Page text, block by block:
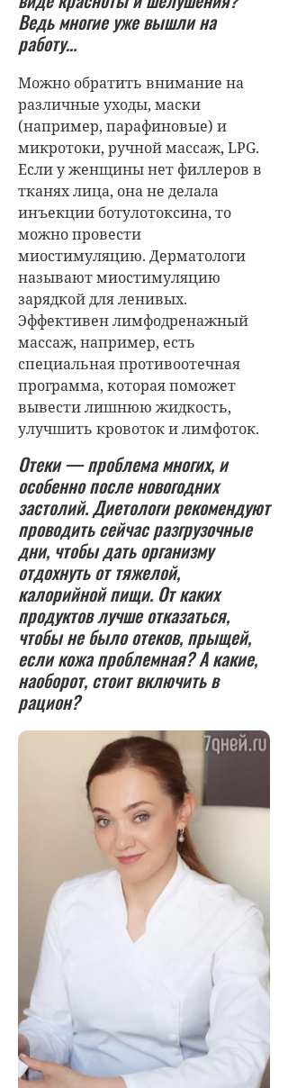
Ведь многие уже вышли на
работу…
Можно обратить внимание на
различные уходы, маски
(например, парафиновые) и
микротоки, ручной массаж, LPG.
Если у женщины нет филлеров в
тканях лица, она не делала
инъекции ботулотоксина, то
можно провести
миостимуляцию. Дерматологи
называют миостимуляцию
зарядкой для ленивых.
Эффективен лимфодренажный
массаж, например, есть
специальная противоотечная
программа, которая поможет
вывести лишнюю жидкость,
улучшить кровоток и лимфоток.
Отеки — проблема многих, и
особенно после новогодних
застолий. Диетологи рекомендуют
проводить сейчас разгрузочные
дни, чтобы дать организму
отдохнуть от тяжелой,
калорийной пищи. От каких
продуктов лучше отказаться,
чтобы не было отеков, прыщей,
если кожа проблемная? А какие,
наоборот, стоит включить в
рацион?